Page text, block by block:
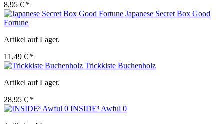
8,95 € *
Japanese Secret Box Good
Fortune
Artikel auf Lager.
11,49 € *
Trickkiste Buchenholz
Artikel auf Lager.
28,95 € *
INSIDE³ Awful 0